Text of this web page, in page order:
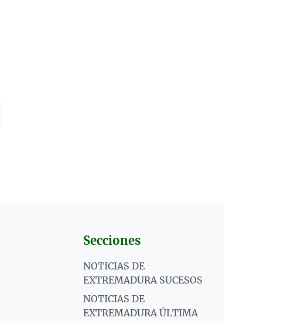
Secciones
NOTICIAS DE
EXTREMADURA SUCESOS
NOTICIAS DE
EXTREMADURA ÚLTIMA